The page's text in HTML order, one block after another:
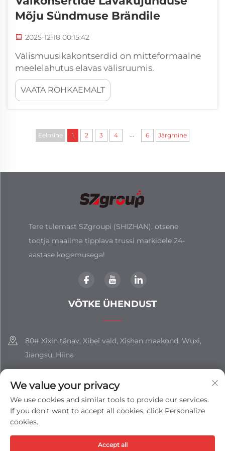
Mõju Sündmuse Brändile
2025-12-18 00:15:42
Välismuusikakontserdid on mitteformaalne
meelelahutus elavas välisruumis.
Esinemislava välimus on oluline tegur, mis
võib aidata luua meeldejäävat üritust ja
tugevdada brändi. Meil on selge...
VAATA ROHKAEMALT
Eelmine 1 2 3 4 ... 6 Järgmine
Tere tulemast SZgroupi (SHIZHAN), otsene
tootja maailma tipplava trussi markidele 24-
aastase kogemusega!
VÕTKE ÜHENDUST
80# Xixin tänav, Xibei vald, Xishan maakond, Wuxi,
Jiangsu, Hiina
[email protected]
Autoriõigus © JIANGSU SHIZHAN GROUP CO., LTD. Kõik
õigused kaitstud - Privaatsuspoliitika
We value your privacy
We use cookies and similar tools to provide our services.
If you don't want to accept all cookies, click Personalize
cookies.
Accept all